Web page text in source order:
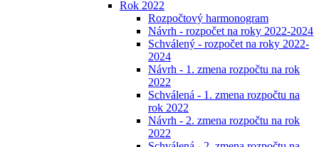
Rok 2022
Rozpočtový harmonogram
Návrh - rozpočet na roky 2022-2024
Schválený - rozpočet na roky 2022-
2024
Návrh - 1. zmena rozpočtu na rok
2022
Schválená - 1. zmena rozpočtu na
rok 2022
Návrh - 2. zmena rozpočtu na rok
2022